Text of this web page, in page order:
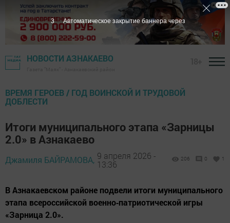
НОВОСТИ АЗНАКАЕВО
ВРЕМЯ ГЕРОЕВ / ГОД ВОИНСКОЙ И ТРУДОВОЙ
ДОБЛЕСТИ
Итоги муниципального этапа «Зарницы
2.0» в Азнакаево
Джамиля БАЙРАМОВА, 9 апреля 2026 -
13:36
206 0 1
В Азнакаевском районе подвели итоги муниципального
этапа всероссийской военно‑патриотической игры
«Зарница 2.0».
1 Автоматическое закрытие баннера через